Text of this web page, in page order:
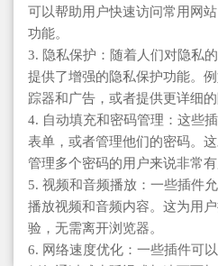
可以帮助用户快速访问常用网
功能。
3. 隐私保护：随着人们对隐私
提供了增强的隐私保护功能。
踪器和广告，或者提供更详细的
4. 自动填充和密码管理：这些
表单，或者管理他们的密码。
管理多个密码的用户来说非常有
5. 视频和音频播放：一些插件
播放视频和音频内容。这为用
验，无需离开浏览器。
6. 网络速度优化：一些插件可